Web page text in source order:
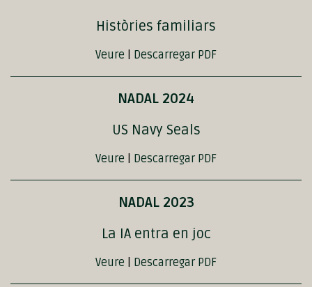
Històries familiars
Veure Descarregar PDF
NADAL 2024
US Navy Seals
Veure Descarregar PDF
NADAL 2023
La IA entra en joc
Veure Descarregar PDF